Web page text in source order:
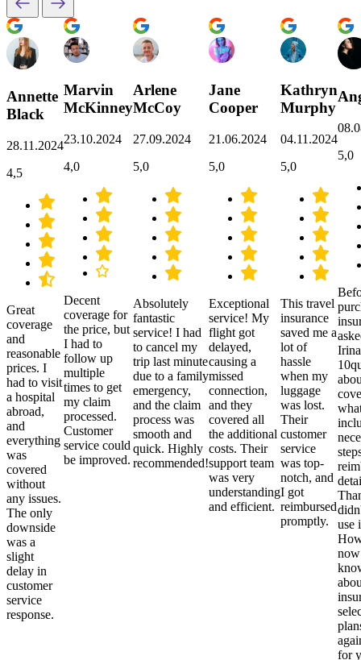
Annette
Black
28.11.2024
4,5
Great
coverage
and
reasonable
prices. I
had to visit
a hospital
abroad,
and
everything
was
covered
without
any issues.
The only
downside
was a
slight
delay in
customer
service
response.
Marvin
McKinney
23.10.2024
4,0
Decent
coverage for
the price, but
I had to
follow up
multiple
times to get
my claim
processed.
Customer
service could
be improved.
Arlene
McCoy
27.09.2024
5,0
Absolutely
fantastic
service! I had
to cancel my
trip last minute
due to a family
emergency,
and the claim
process was
smooth and
quick. Highly
recommended!
Jane
Cooper
21.06.2024
5,0
Exceptional
service! My
flight got
delayed,
causing a
missed
connection,
and they
covered all
the additional
costs. Their
support team
was very
understanding
and efficient.
Kathryn
Murphy
04.11.2024
5,0
This travel
insurance
saved me a
lot of
hassle
when my
luggage
was lost.
Their
customer
service
was top-
notch, and
I got
reimbursed
promptly.
5,0
use
for